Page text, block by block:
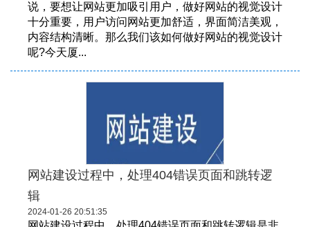
说，要想让网站更加吸引用户，做好网站的视觉设计
十分重要，用户访问网站更加舒适，界面简洁美观，
内容结构清晰。那么我们该如何做好网站的视觉设计
呢?今天厦...
网站建设过程中，处理404错误页面和跳转逻
辑
2024-01-26 20:51:35